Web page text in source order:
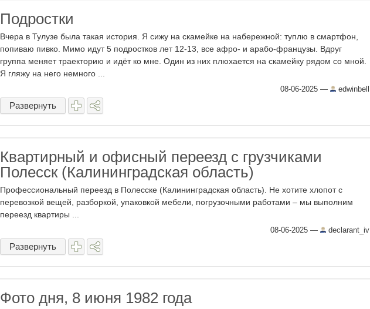
Подростки
Вчера в Тулузе была такая история. Я сижу на скамейке на набережной: туплю в смартфон,
попиваю пивко. Мимо идут 5 подростков лет 12-13, все афро- и арабо-французы. Вдруг
группа меняет траекторию и идёт ко мне. Один из них плюхается на скамейку рядом со мной.
Я гляжу на него немного ...
08-06-2025 — edwinbell
Развернуть
Квартирный и офисный переезд с грузчиками
Полесск (Калининградская область)
Профессиональный переезд в Полесске (Калининградская область). Не хотите хлопот с
перевозкой вещей, разборкой, упаковкой мебели, погрузочными работами – мы выполним
переезд квартиры ...
08-06-2025 — declarant_iv
Развернуть
Фото дня, 8 июня 1982 года